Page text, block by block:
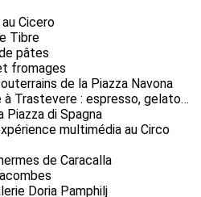
Cicero
Tibre
pâtes
fromages
de la Piazza Navona
à Trastevere : espresso, gelato…
Piazza di Spagna
multimédia au Circo
de Caracalla
Doria Pamphilj